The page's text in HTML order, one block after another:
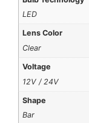
LED
Lens Color
Clear
Voltage
12V / 24V
Shape
Bar